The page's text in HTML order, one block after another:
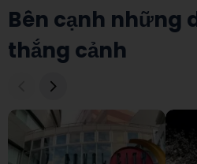
Bên cạnh những
thắng cảnh